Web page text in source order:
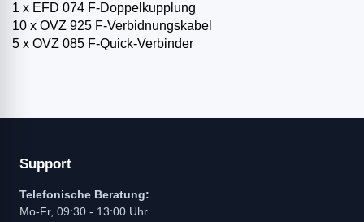
1 x EFD 074 F-Doppelkupplung
10 x OVZ 925 F-Verbidnungskabel
5 x OVZ 085 F-Quick-Verbinder
Support
Telefonische Beratung:
Mo-Fr, 09:30 - 13:00 Uhr